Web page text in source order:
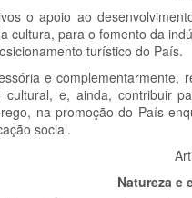
o apoio ao
cultura, para o fomento da
turístico do País.
e
e, ainda, contribuir
na promoção do País
social.
Natureza e